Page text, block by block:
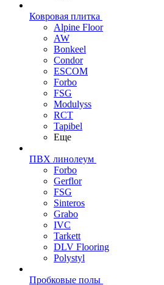
Ковровая плитка
Alpine Floor
AW
Bonkeel
Condor
ESCOM
Forbo
FSG
Modulyss
RCT
Tapibel
Еще
ПВХ линолеум
Forbo
Gerflor
FSG
Sinteros
Grabo
IVC
Tarkett
DLV Flooring
Polystyl
Пробковые полы